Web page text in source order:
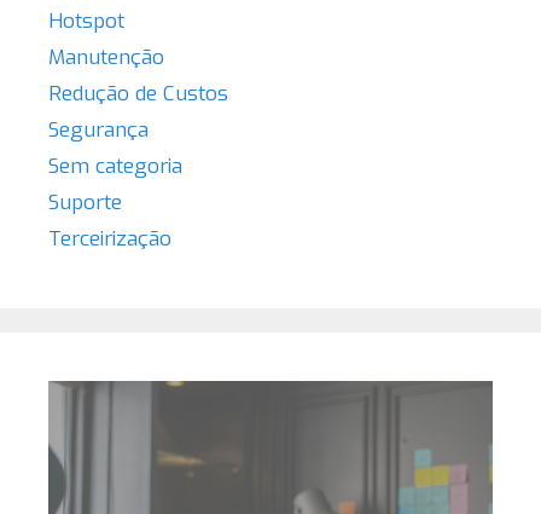
Hotspot
Manutenção
Redução de Custos
Segurança
Sem categoria
Suporte
Terceirização